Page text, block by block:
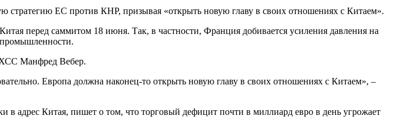
стратегию ЕС против КНР, призывая «открыть новую главу в своих отношениях с Китаем».
перед саммитом 18 июня. Так, в частности, Франция добивается усиления давления на
промышленности.
ХСС Манфред Вебер.
Европа должна наконец-то открыть новую главу в своих отношениях с Китаем», –
адрес Китая, пишет о том, что торговый дефицит почти в миллиард евро в день угрожает